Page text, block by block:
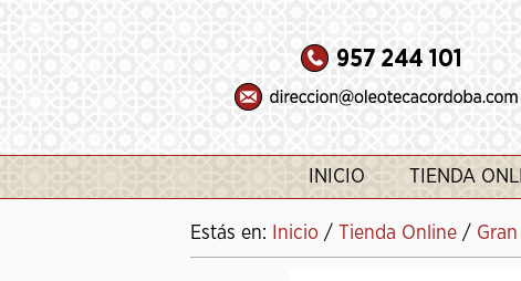
INICIO TIENDA
Estás en: Inicio / Tienda Online /